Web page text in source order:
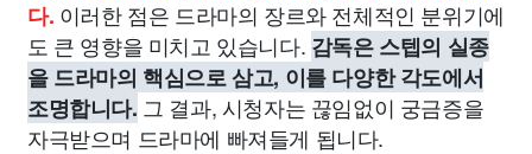
다. 이러한 점은 드라마의 장르와 전체적인 분위기에
도 큰 영향을 미치고 있습니다. 감독은 스텝의 실종
을 드라마의 핵심으로 삼고, 이를 다양한 각도에서
조명합니다. 그 결과, 시청자는 끊임없이 궁금증을
자극받으며 드라마에 빠져들게 됩니다.